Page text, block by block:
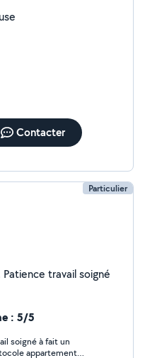
Contacter
Particulier
travail soigné
: 5/5